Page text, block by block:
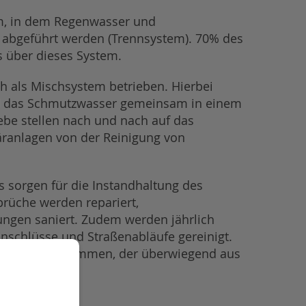
in dem Regenwasser und
werden (Trennsystem). 70% des
über dieses System.
als Mischsystem betrieben. Hierbei
Schmutzwasser gemeinsam in einem
stellen nach und nach auf das
von der Reinigung von
sorgen für die Instandhaltung des
werden repariert,
saniert. Zudem werden jährlich
und Straßenabläufe gereinigt.
Abfall zusammen, der überwiegend aus